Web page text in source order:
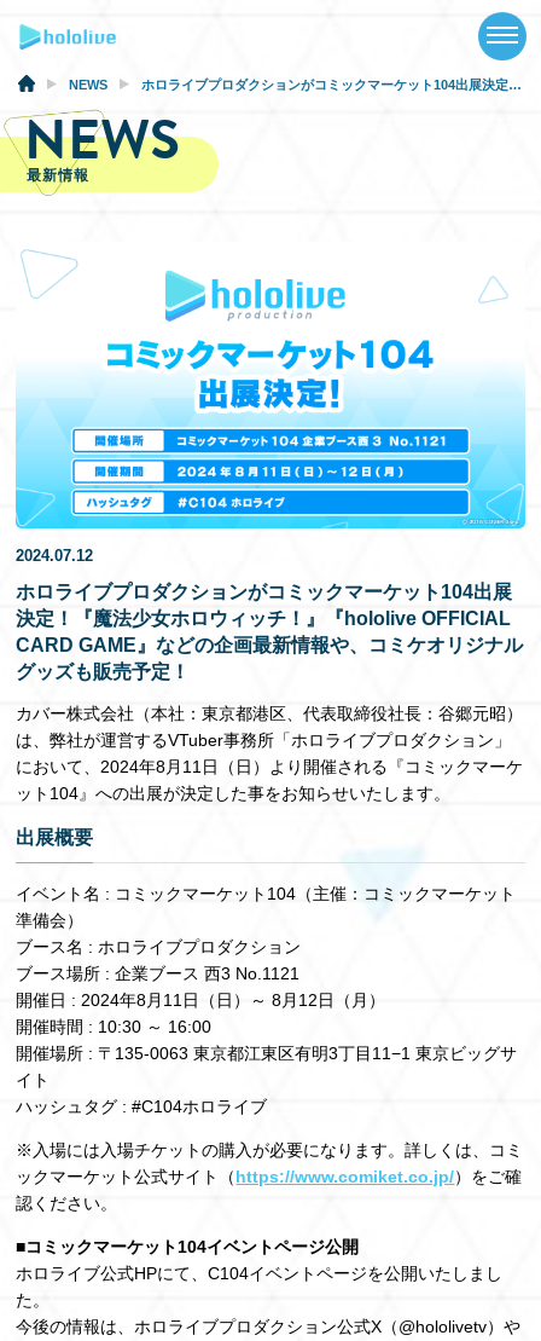
NEWS
EVENTS
VIDEOS
MUSIC
GOODS
SPECIAL
EN
NEWS ホロライブプロダクションがコミックマーケット104出展決定！『魔法少女ホロウィッチ！』『hololive OFFICIAL CARD GAME』などの企画最新情報や、コミケオリジナルグッズも販売予定！
NEWS
最新情報
2024.07.12
ホロライブプロダクションがコミックマーケット104出展
決定！『魔法少女ホロウィッチ！』『hololive OFFICIAL
CARD GAME』などの企画最新情報や、コミケオリジナル
グッズも販売予定！
カバー株式会社（本社：東京都港区、代表取締役社長：谷郷元昭）
は、弊社が運営するVTuber事務所「ホロライブプロダクション」
において、2024年8月11日（日）より開催される『コミックマーケ
ット104』への出展が決定した事をお知らせいたします。
出展概要
イベント名 : コミックマーケット104（主催：コミックマーケット
準備会）
ブース名 : ホロライブプロダクション
ブース場所 : 企業ブース 西3 No.1121
開催日 : 2024年8月11日（日）～ 8月12日（月）
開催時間 : 10:30 ～ 16:00
開催場所 : 〒135-0063 東京都江東区有明3丁目11−1 東京ビッグサ
イト
ハッシュタグ : #C104ホロライブ
※入場には入場チケットの購入が必要になります。詳しくは、コミ
ックマーケット公式サイト（https://www.comiket.co.jp/）をご確
認ください。
■コミックマーケット104イベントページ公開
ホロライブ公式HPにて、C104イベントページを公開いたしまし
た。
今後の情報は、ホロライブプロダクション公式X（@hololivetv）や